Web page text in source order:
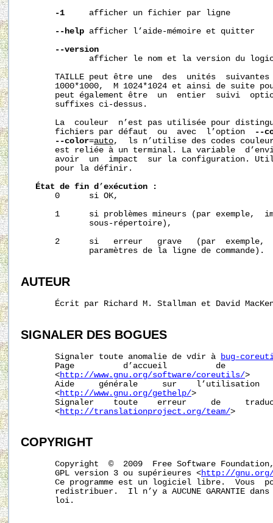
-1
     afficher un fichier par ligne
--help afficher l’aide-mémoire et quitter
--version
afficher le nom et la version du
TAILLE peut être une  des  unités
1000*1000,  M 1024*1024 et ainsi de suite
peut également être  un  entier  suivi
       suffixes ci-dessus.
La  couleur  n’est pas utilisée pour
       fichiers par défaut  ou  avec  l’option
--
--color=auto,  ls n’utilise des codes
est reliée à un terminal. La variable
avoir  un  impact  sur la configuration.
       pour la définir.
État de fin d’ exécution
:
       0      si OK,
1      si problèmes mineurs (par exemple,
              sous-répertoire),
2      si   erreur   grave   (par  exemple,
              paramètres de la ligne de commande).
AUTEUR
Écrit par Richard M. Stallman et David
SIGNALER DES BOGUES
       Signaler toute anomalie de vdir à
bug-
Page          d’accueil          de
       <
http://www.gnu.org/software/coreutils/>
Aide     générale     sur    l’utilisation
       <
http://www.gnu.org/gethelp/>
Signaler    toute    erreur     de
       <
http://translationproject.org/team/>
COPYRIGHT
Copyright  ©  2009  Free Software
       GPL version 3 ou supérieures <
http://
Ce programme est un logiciel libre.  Vous
redistribuer.  Il n’y a AUCUNE GARANTIE
       loi.